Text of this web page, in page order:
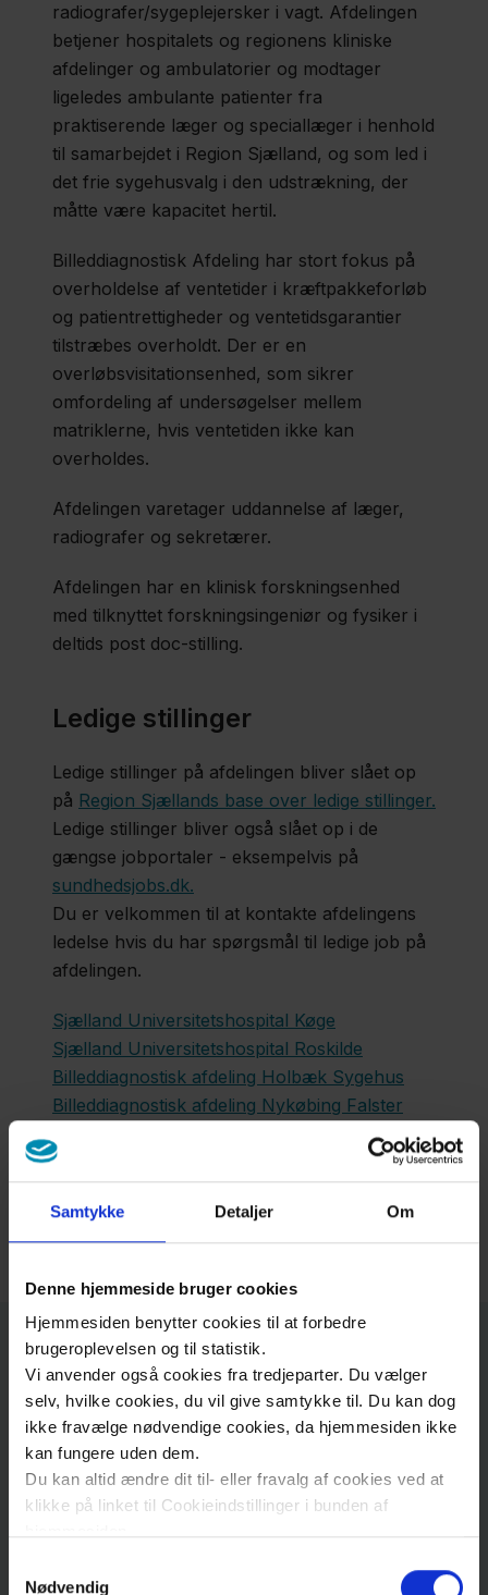
Samtykke Detaljer Om
Denne hjemmeside bruger cookies
Hjemmesiden benytter cookies til at forbedre
brugeroplevelsen og til statistik.
Vi anvender også cookies fra tredjeparter. Du vælger
selv, hvilke cookies, du vil give samtykke til. Du kan dog
ikke fravælge nødvendige cookies, da hjemmesiden ikke
kan fungere uden dem.
Du kan altid ændre dit til- eller fravalg af cookies ved at
klikke på linket til Cookieindstillinger i bunden af
Læs mere om brugen af cookies på vores hjemmeside
Nødvendig
radiografer/sygeplejersker i vagt. Afdelingen
betjener hospitalets og regionens kliniske
afdelinger og ambulatorier og modtager
ligeledes ambulante patienter fra
praktiserende læger og speciallæger i henhold
til samarbejdet i Region Sjælland, og som led i
det frie sygehusvalg i den udstrækning, der
måtte være kapacitet hertil.
Billeddiagnostisk Afdeling har stort fokus på
overholdelse af ventetider i kræftpakkeforløb
og patientrettigheder og ventetidsgarantier
tilstræbes overholdt. Der er en
overløbsvisitationsenhed, som sikrer
omfordeling af undersøgelser mellem
matriklerne, hvis ventetiden ikke kan
overholdes.
Afdelingen varetager uddannelse af læger,
radiografer og sekretærer.
Afdelingen har en klinisk forskningsenhed
med tilknyttet forskningsingeniør og fysiker i
deltids post doc-stilling.
Ledige stillinger
Ledige stillinger på afdelingen bliver slået op
på Region Sjællands base over ledige stillinger.
Ledige stillinger bliver også slået op i de
gængse jobportaler - eksempelvis på
sundhedsjobs.dk.
Du er velkommen til at kontakte afdelingens
ledelse hvis du har spørgsmål til ledige job på
afdelingen.
Sjælland Universitetshospital Køge
Sjælland Universitetshospital Roskilde
Billeddiagnostisk afdeling Holbæk Sygehus
Billeddiagnostisk afdeling Nykøbing Falster
Billeddiagnostisk afdeling Slagelse
Roskilde
Adresse
Sjællands Universitetshospital, Roskilde
Billeddiagnostisk Afdeling (Røntgen og skanning)